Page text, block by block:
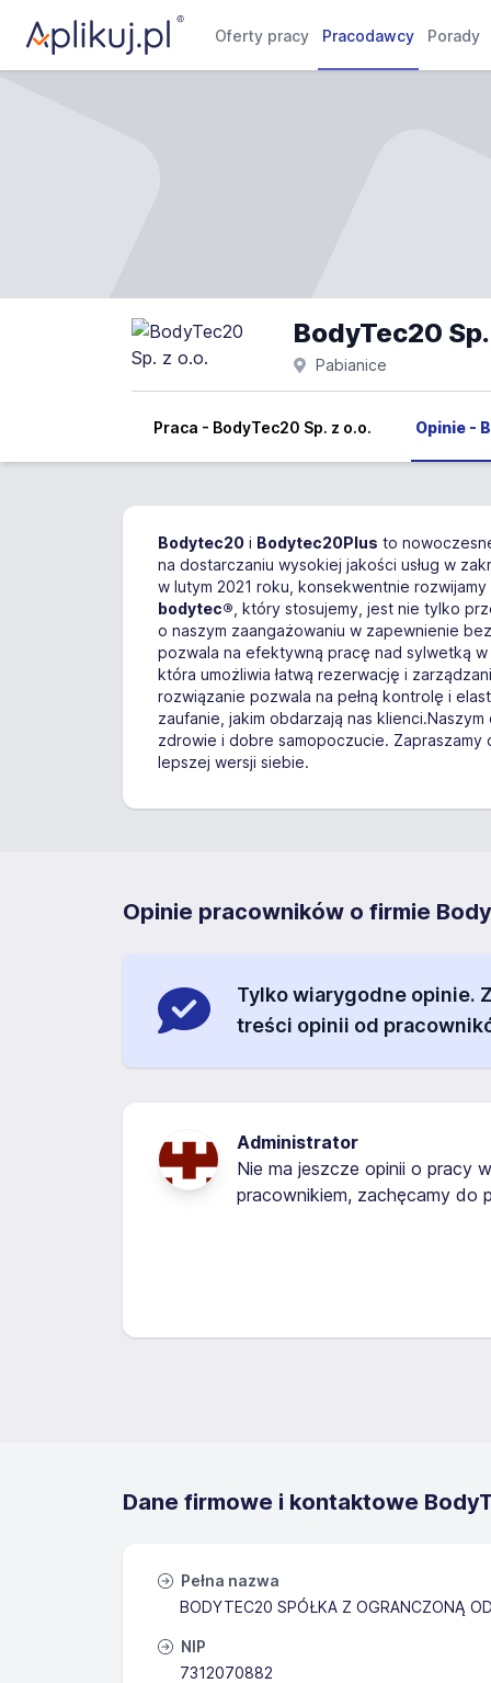
Oferty pracy Pracodawcy Porady
BodyTec20
Pabianice
Praca - BodyTec20 Sp. z o.o. Opinie -
Bodytec20 i Bodytec20Plus to
na dostarczaniu wysokiej jakości usług w
w lutym 2021 roku, konsekwentnie
bodytec® , który stosujemy, jest nie tylko
o naszym zaangażowaniu w zapewnienie
pozwala na efektywną pracę nad sylwetką
która umożliwia łatwą rezerwację i
rozwiązanie pozwala na pełną kontrolę i
zaufanie, jakim obdarzają nas
zdrowie i dobre samopoczucie.
lepszej wersji siebie.
Opinie pracowników o firmie
Tylko wiarygodne opinie.
treści opinii od
Administrator
Nie ma jeszcze opinii o pracy
pracownikiem, zachęcamy do
Dane firmowe i kontaktowe
Pełna nazwa
BODYTEC20 SPÓŁKA Z OGRANCZONĄ
NIP
7312070882